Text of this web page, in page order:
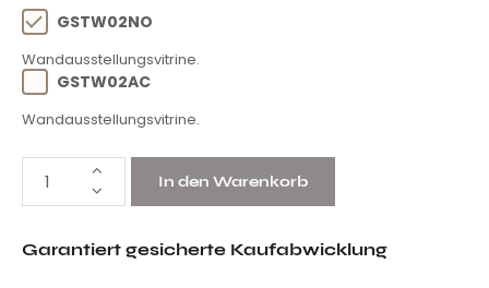
GSTW02NO
Wandausstellungsvitrine.
GSTW02AC
Wandausstellungsvitrine.
In den Warenkorb
Garantiert gesicherte Kaufabwicklung